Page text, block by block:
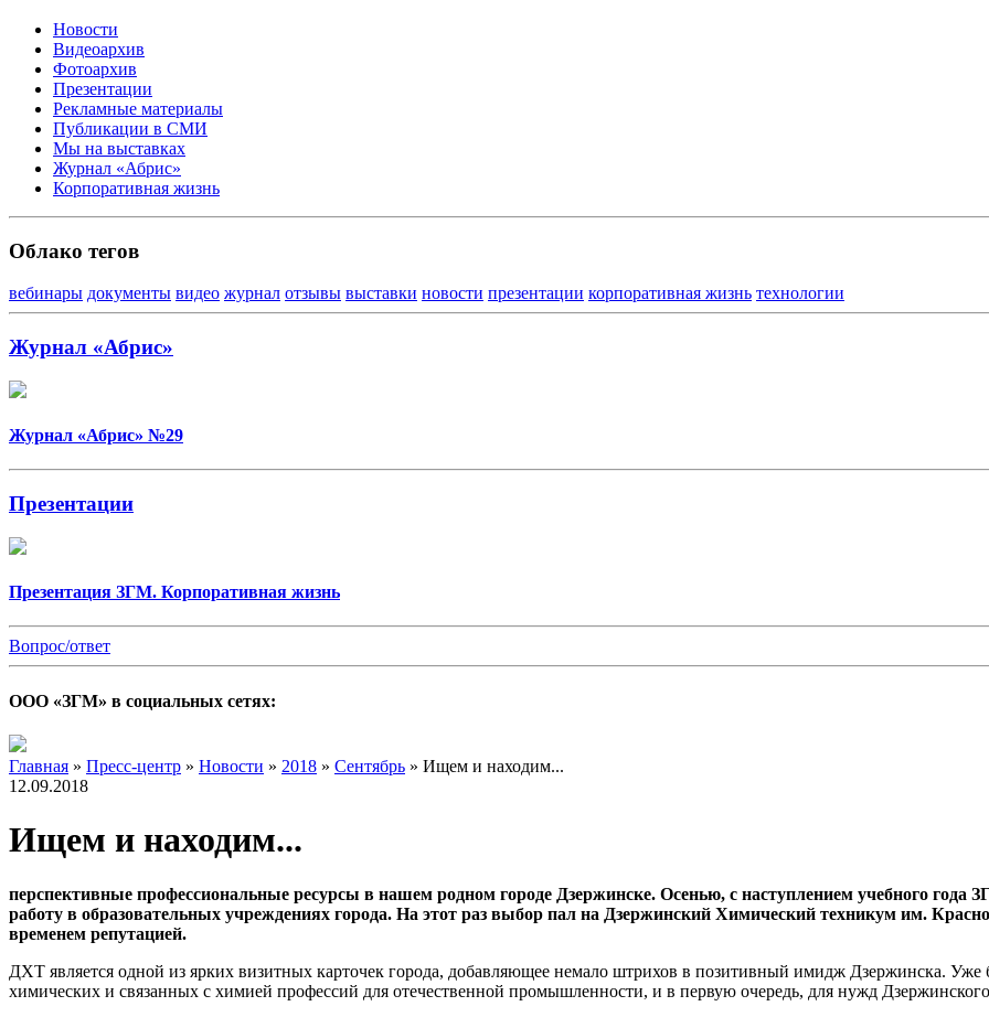
Новости
Видеоархив
Фотоархив
Презентации
Рекламные материалы
Публикации в СМИ
Мы на выставках
Журнал «Абрис»
Корпоративная жизнь
Облако тегов
вебинары документы видео журнал отзывы выставки новости презентации корпоративная жизнь технологии
Журнал «Абрис»
Журнал «Абрис» №29
Презентации
Презентация ЗГМ. Корпоративная жизнь
Вопрос/ответ
ООО «ЗГМ» в социальных сетях:
Главная » Пресс-центр » Новости » 2018 » Сентябрь » Ищем и находим...
12.09.2018
Ищем и находим...
перспективные профессиональные ресурсы в нашем родном городе Дзержинске. Осенью, с наступлением учебного
работу в образовательных учреждениях города. На этот раз выбор пал на Дзержинский Химический техникум им.
временем репутацией.
ДХТ является одной из ярких визитных карточек города, добавляющее немало штрихов в позитивный имидж Дзержинска. Уже
химических и связанных с химией профессий для отечественной промышленности, и в первую очередь, для нужд